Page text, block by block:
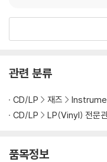
[LP]
n
관련 분류
CD/LP 재즈
CD/LP
LP(Vinyl) 전문
품목정보